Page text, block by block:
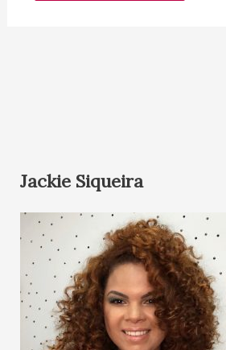
Jackie Siqueira